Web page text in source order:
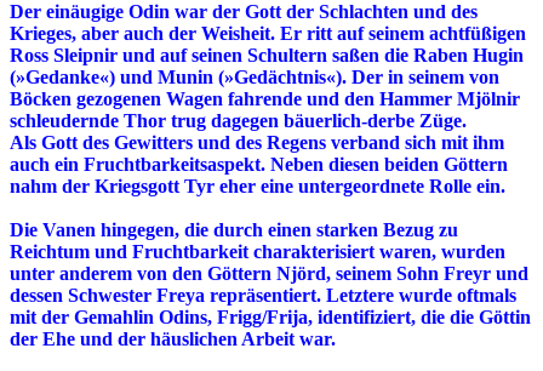
Der einäugige Odin war der Gott der Schlachten und des
Krieges, aber auch der Weisheit. Er ritt auf seinem achtfüßigen
Ross Sleipnir und auf seinen Schultern saßen die Raben Hugin
(»Gedanke«) und Munin (»Gedächtnis«). Der in seinem von
Böcken gezogenen Wagen fahrende und den Hammer Mjölnir
schleudernde Thor trug dagegen bäuerlich-derbe Züge.
Als Gott des Gewitters und des Regens verband sich mit ihm
auch ein Fruchtbarkeitsaspekt. Neben diesen beiden Göttern
nahm der Kriegsgott Tyr eher eine untergeordnete Rolle ein.
Die Vanen hingegen, die durch einen starken Bezug zu
Reichtum und Fruchtbarkeit charakterisiert waren, wurden
unter anderem von den Göttern Njörd, seinem Sohn Freyr und
dessen Schwester Freya repräsentiert. Letztere wurde oftmals
mit der Gemahlin Odins, Frigg/Frija, identifiziert, die die Göttin
der Ehe und der häuslichen Arbeit war.